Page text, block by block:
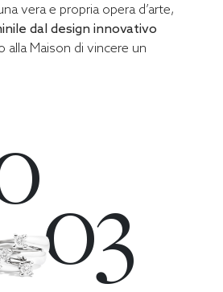
vera e propria opera d’arte,
dal design innovativo
alla Maison di vincere un
03